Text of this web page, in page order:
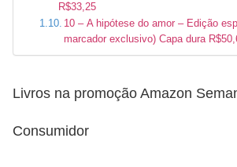
R$33,25
10 – A hipótese do amor – Edição
marcador exclusivo) Capa dura
Livros na promoção Amazon
Consumidor